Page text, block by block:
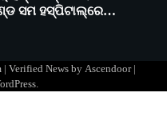
୧୬ଟି କୃଷକ ପ୍ରଶିକ୍ଷଣ
ଦିବସରେ
ସଫଳତା, ଉତ୍କର୍ଷତା ଓ
Verified News by Ascendoor|
.